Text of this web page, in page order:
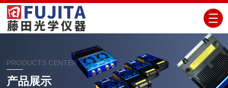
PRODUCTS CENTER
产品展示